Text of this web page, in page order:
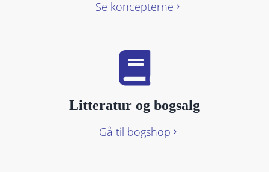
Se koncepterne
Litteratur og bogsalg
Gå til bogshop